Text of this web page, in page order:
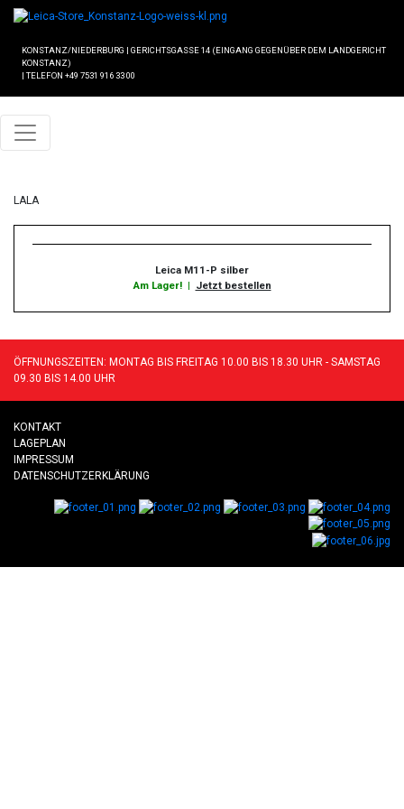
KONSTANZ/NIEDERBURG | GERICHTSGASSE 14 (EINGANG GEGENÜBER DEM LANDGERICHT
KONSTANZ)
| TELEFON +49 7531 916 33 00
LALA
Leica M11-P silber
Am Lager! | Jetzt bestellen
ÖFFNUNGSZEITEN: MONTAG BIS FREITAG 10.00 BIS 18.30 UHR - SAMSTAG
09.30 BIS 14.00 UHR
KONTAKT
LAGEPLAN
IMPRESSUM
DATENSCHUTZERKLÄRUNG